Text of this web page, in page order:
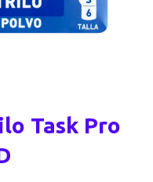
Task Pro